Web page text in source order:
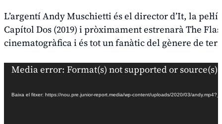
L’argentí Andy Muschietti és el director d’It, la
Capítol Dos (2019) i pròximament estrenaràThe
cinematogràfica i és tot un fanàtic del gènere de
Reproductor
vídeo
Media error: Format(s) not supported or source(s)
Baixa el fitxer: https://nou.pre.junior-report.media/wp-content/uploads/2020/03/